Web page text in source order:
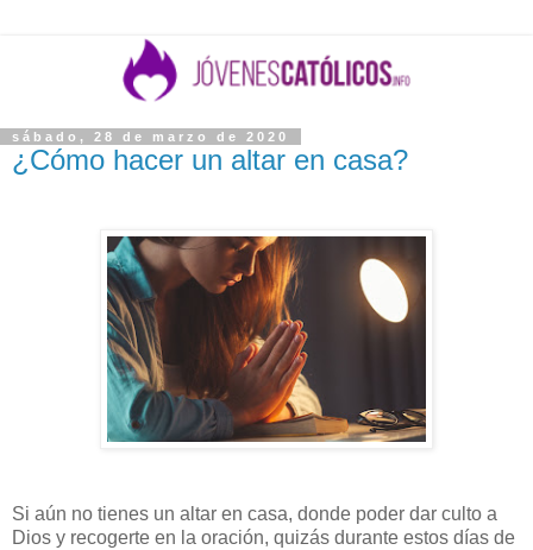
sábado, 28 de marzo de 2020
¿Cómo hacer un altar en casa?
Si aún no tienes un altar en casa, donde poder dar culto a
Dios y recogerte en la oración, quizás durante estos días de